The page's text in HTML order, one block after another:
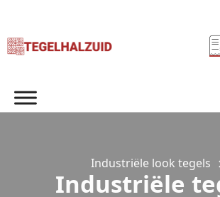
Industriële look tegels
Industriële